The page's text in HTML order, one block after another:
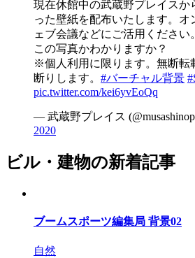
現在休館中の武蔵野プレイスか
った壁紙を配布いたします。オ
ェブ会議などにご活用ください
この写真かわかりますか？
※個人利用に限ります。無断転
断りします。 #バーチャル背景
pic.twitter.com/kei6yvEoQq
— 武蔵野プレイス
2020
ビル・建物の新着記事
ブームスポーツ編集局 背景02
自然